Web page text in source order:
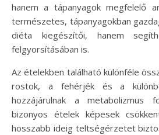
hanem a tápanyagok megfelelő
természetes, tápanyagokban
diéta kiegészítői, hanem
felgyorsításában is.
Az ételekben található különféle
rostok, a fehérjék és a
hozzájárulnak a metabolizmus
bizonyos ételek képesek
hosszabb ideig teltségérzetet